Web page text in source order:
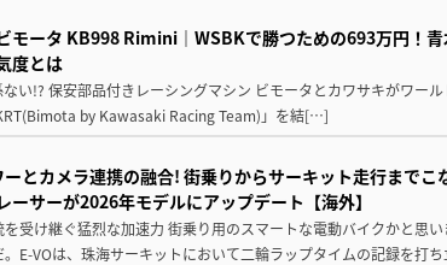
モータ KB998 Rimini｜WSBKで勝つための693万円！
度とは
い!? 保安部品付きレーシングマシン ビモータとカワサキがワー
by Kawasaki Racing Team)」を結[…]
とカメラ連携の融合! 街乗りからサーキット走行までこ
ーサーが2026年モデルにアップデート【海外】
受け継ぐ猛烈な加速力 街乗り用のスマートな電動バイクかと思
E-VOは、珠海サーキットにおいて二輪ラップタイムの記録を打